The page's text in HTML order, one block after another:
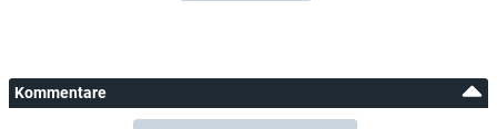
Kommentare